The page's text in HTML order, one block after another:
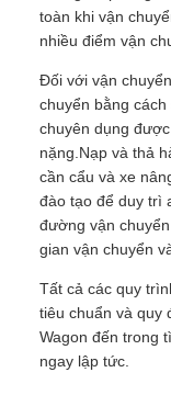
toàn khi vận
nhiều điểm vận
Đối với vận
chuyển bằng
chuyên dụng
nặng.Nạp và thả
cần cẩu và xe
đào tạo để duy trì
đường vận
gian vận chuyển
Tất cả các quy
tiêu chuẩn và quy
Wagon đến trong
ngay lập tức.